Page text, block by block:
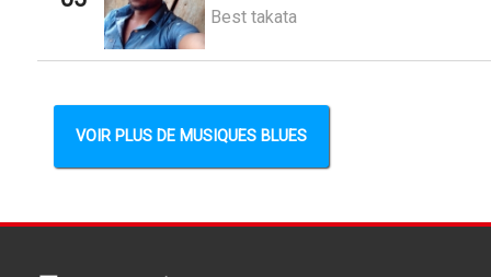
Best takata
VOIR PLUS DE MUSIQUES BLUES